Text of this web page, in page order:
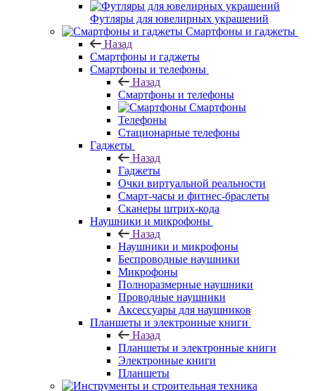
Футляры для ювелирных украшений
Смартфоны и гаджеты
Назад
Смартфоны и гаджеты
Смартфоны и телефоны
Назад
Смартфоны и телефоны
Смартфоны
Телефоны
Стационарные телефоны
Гаджеты
Назад
Гаджеты
Очки виртуальной реальности
Смарт-часы и фитнес-браслеты
Сканеры штрих-кода
Наушники и микрофоны
Назад
Наушники и микрофоны
Беспроводные наушники
Микрофоны
Полноразмерные наушники
Проводные наушники
Аксессуары для наушников
Планшеты и электронные книги
Назад
Планшеты и электронные книги
Электронные книги
Планшеты